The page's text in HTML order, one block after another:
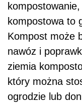
kompostowa to
Kompost może
nawóz i
ziemia
który można
ogrodzie lub